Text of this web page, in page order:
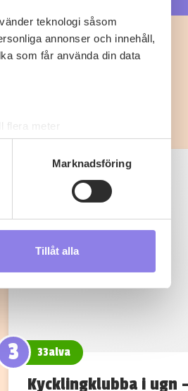
teknologi såsom
annonser och innehåll,
som får använda din data
meter
. Du kan ändra
Marknadsföring
Tillåt alla
3 33alva
Kycklingklubba i ugn